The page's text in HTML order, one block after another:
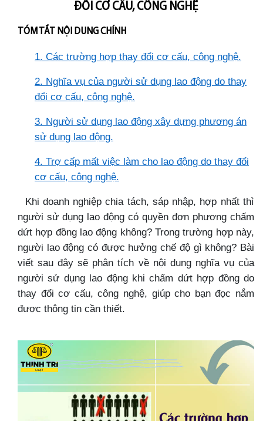
ĐỔI CƠ CẤU, CÔNG NGHỆ
TÓM TẮT NỘI DUNG CHÍNH
1. Các trường hợp thay đổi cơ cấu, công nghệ.
2. Nghĩa vụ của người sử dụng lao động do thay
đổi cơ cấu, công nghệ.
3. Người sử dụng lao động xây dựng phương án
sử dụng lao động.
4. Trợ cấp mất việc làm cho lao động do thay đổi
cơ cấu, công nghệ.
Khi doanh nghiệp chia tách, sáp nhập, hợp nhất thì
người sử dụng lao động có quyền đơn phương chấm
dứt hợp đồng lao động không? Trong trường hợp này,
người lao động có được hưởng chế độ gì không? Bài
viết sau đây sẽ phân tích về nội dung nghĩa vụ của
người sử dụng lao động khi chấm dứt hợp đồng do
thay đổi cơ cấu, công nghệ, giúp cho bạn đọc nắm
được thông tin cần thiết.